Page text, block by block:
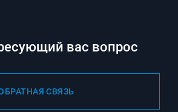
вас вопрос
СВЯЗЬ